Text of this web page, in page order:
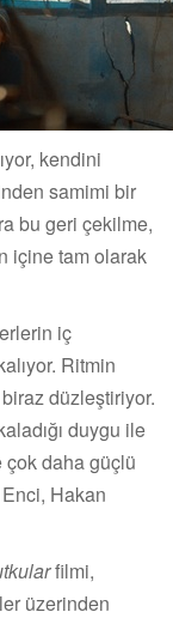
kendini
samimi bir
bu geri çekilme,
içine tam olarak
iç
Ritmin
düzleştiriyor.
duygu ile
daha güçlü
Hakan
filmi,
üzerinden